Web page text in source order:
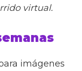
virtual.
imágenes